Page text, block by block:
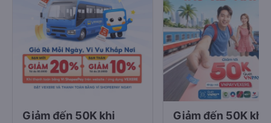
Giảm đến 50K khi
Giảm đến 50K khi